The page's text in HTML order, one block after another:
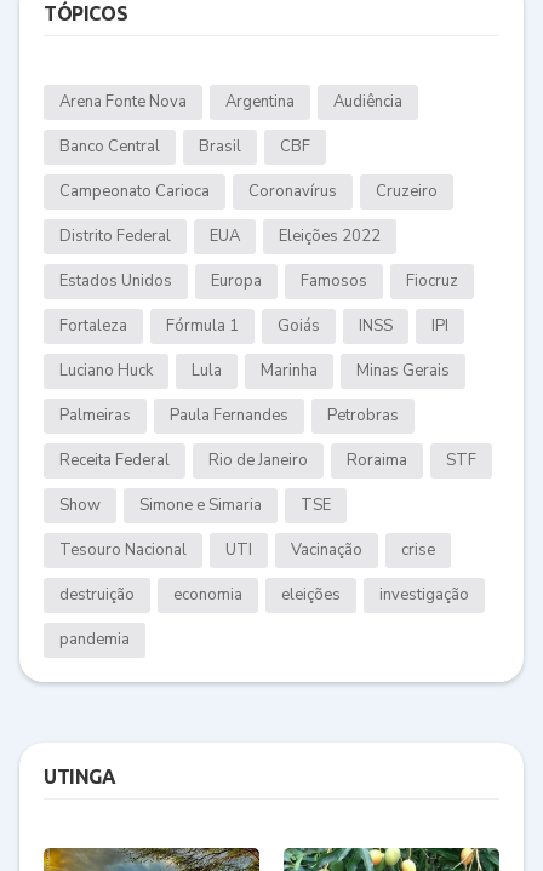
TÓPICOS
Arena Fonte Nova Argentina Audiência
Banco Central Brasil CBF
Campeonato Carioca Coronavírus Cruzeiro
Distrito Federal EUA Eleições 2022
Estados Unidos Europa Famosos Fiocruz
Fortaleza Fórmula 1 Goiás INSS IPI
Luciano Huck Lula Marinha Minas Gerais
Palmeiras Paula Fernandes Petrobras
Receita Federal Rio de Janeiro Roraima STF
Show Simone e Simaria TSE
Tesouro Nacional UTI Vacinação crise
destruição economia eleições investigação
pandemia
UTINGA